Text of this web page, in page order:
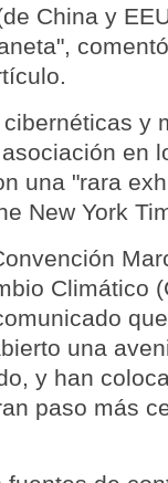
China y
y
en
una "rara
New York
Climático
una
y han
paso más